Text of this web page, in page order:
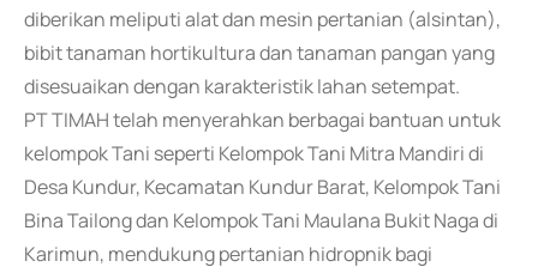
diberikan meliputi alat dan mesin pertanian (alsintan),
bibit tanaman hortikultura dan tanaman pangan yang
disesuaikan dengan karakteristik lahan setempat.
PT TIMAH telah menyerahkan berbagai bantuan untuk
kelompok Tani seperti Kelompok Tani Mitra Mandiri di
Desa Kundur, Kecamatan Kundur Barat, Kelompok Tani
Bina Tailong dan Kelompok Tani Maulana Bukit Naga di
Karimun, mendukung pertanian hidropnik bagi